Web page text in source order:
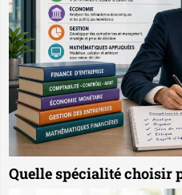
Quelle spécialité choisir